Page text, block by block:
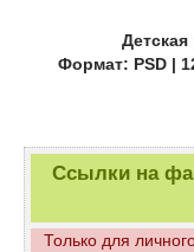
Формат: PSD |
Ссылки на
Только для